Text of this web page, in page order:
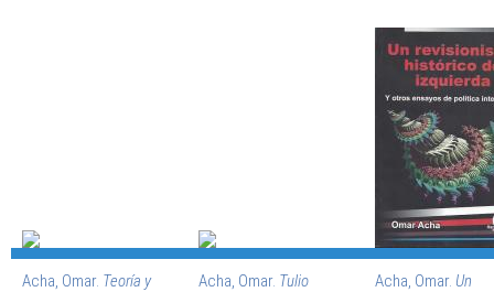
Acha, Omar. Teoría y
Acha, Omar. Tulio
Acha, Omar. Un